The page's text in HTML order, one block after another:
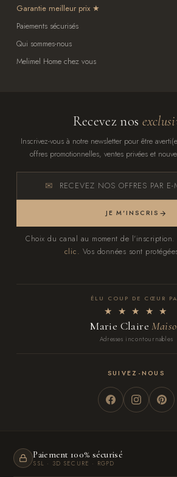
Garantie meilleur prix
Paiements sécurisés
Qui sommes-nous
Melimel Home chez vous
Recevez nos
Inscrivez-vous à notre newsletter pour être
offres promotionnelles, ventes privées et
RECEVEZ NOS OFFRES PAR
JE M'INSCRIS
Choix du canal au moment de l'inscription.
clic. Vos données sont
ÉLU COUP DE CŒUR
★ ★ ★ ★ ★
Marie Claire
Adresses incontournables
SUIVEZ-NOUS
Paiement 100% sécurisé
SSL · 3D SECURE · RGPD